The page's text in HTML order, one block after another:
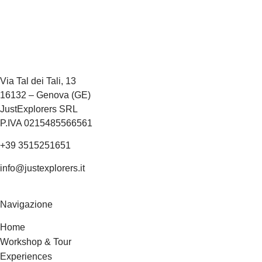
Via Tal dei Tali, 13
16132 – Genova (GE)
JustExplorers SRL
P.IVA 0215485566561
+39 3515251651
info@justexplorers.it
Navigazione
Home
Workshop & Tour
Experiences